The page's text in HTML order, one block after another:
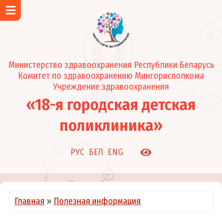
Министерство здравоохранения Республики Беларусь
Комитет по здравоохранению Мингорисполкома
Учреждение здравоохранения
«18-я городская детская
поликлиника»
РУС БЕЛ ENG
Район обслуживания поликлиники
Новости и события
Подразделения
Педиатрические отделения
Режим работы
О нас в СМИ
Главная » Полезная информация